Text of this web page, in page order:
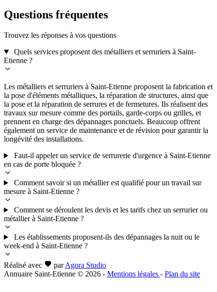
Questions fréquentes
Trouvez les réponses à vos questions
Quels services proposent des métalliers et serruriers à Saint-
Etienne ?
Les métalliers et serruriers à Saint-Etienne proposent la fabrication et
la pose d'éléments métalliques, la réparation de structures, ainsi que
la pose et la réparation de serrures et de fermetures. Ils réalisent des
travaux sur mesure comme des portails, garde-corps ou grilles, et
prennent en charge des dépannages ponctuels. Beaucoup offrent
également un service de maintenance et de révision pour garantir la
longévité des installations.
Faut-il appeler un service de serrurerie d'urgence à Saint-Etienne
en cas de porte bloquée ?
Comment savoir si un métallier est qualifié pour un travail sur
mesure à Saint-Etienne ?
Comment se déroulent les devis et les tarifs chez un serrurier ou
métallier à Saint-Etienne ?
Les établissements proposent-ils des dépannages la nuit ou le
week-end à Saint-Etienne ?
Réalisé avec par Agora Studio
Annuaire Saint-Etienne © 2026 - Mentions légales - Plan du site